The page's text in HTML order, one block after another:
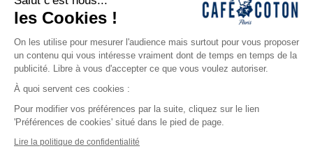
Chemises Slim
Chemises Classiques
Grandes Longueurs de Manche
Nouveautés
Les iconiques
Edition Limitée
Chemises Jersey
Justine
T-shirts
Bermudas
Chaussettes homme
Boutons de manchettes
Ceintures
Notre Histoire
Blog
Les guides
Nos boutiques
LOOKBOOK
La nouvelle ère
Contactez nous
Du lundi au samedi
9h-19H / 11h-19h le Samedi
contact@cafecoton.com
les Cookies !
On les utilise pour mesurer l'audience mais surtout pour vous proposer
un contenu qui vous intéresse vraiment dont de temps en temps de la
publicité. Libre à vous d'accepter ce que vous voulez autoriser.
À quoi servent ces cookies :
Pour modifier vos préférences par la suite, cliquez sur le lien
'Préférences de cookies' situé dans le pied de page.
Lire la politique de confidentialité